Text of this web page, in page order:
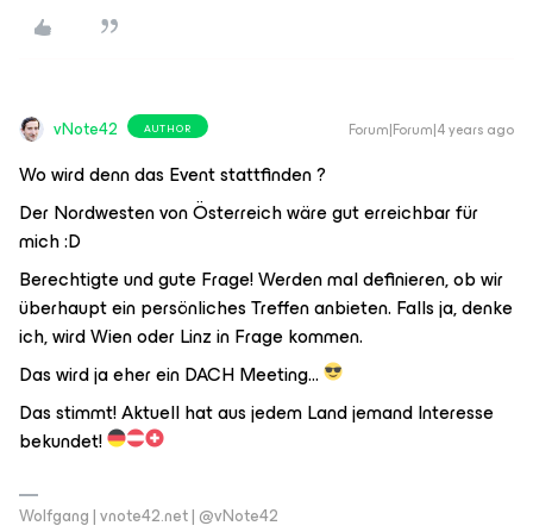
vNote42 AUTHOR Forum|Forum|4 years ago
Wo wird denn das Event stattfinden ?
Der Nordwesten von Österreich wäre gut erreichbar für
mich :D
Berechtigte und gute Frage! Werden mal definieren, ob wir
überhaupt ein persönliches Treffen anbieten. Falls ja, denke
ich, wird Wien oder Linz in Frage kommen.
Das wird ja eher ein DACH Meeting...
Das stimmt! Aktuell hat aus jedem Land jemand Interesse
bekundet!
Wolfgang | vnote42.net | @vNote42